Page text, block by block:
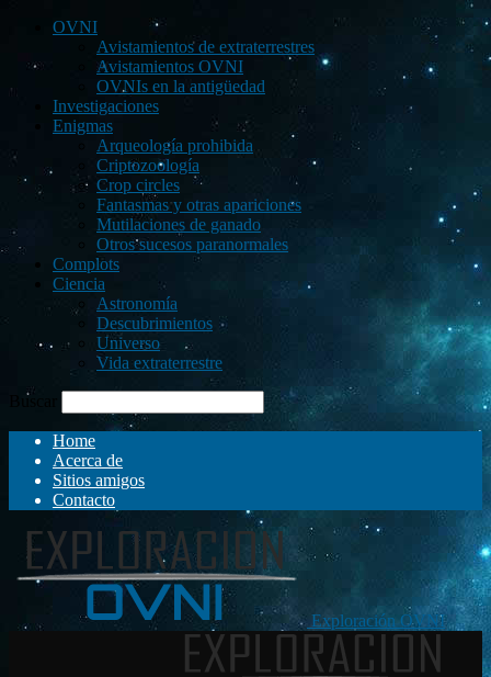
OVNI
Avistamientos de extraterrestres
Avistamientos OVNI
OVNIs en la antigüedad
Investigaciones
Enigmas
Arqueología prohibida
Criptozoología
Crop circles
Fantasmas y otras apariciones
Mutilaciones de ganado
Otros sucesos paranormales
Complots
Ciencia
Astronomía
Descubrimientos
Universo
Vida extraterrestre
Buscar
Home
Acerca de
Sitios amigos
Contacto
Exploración OVNI